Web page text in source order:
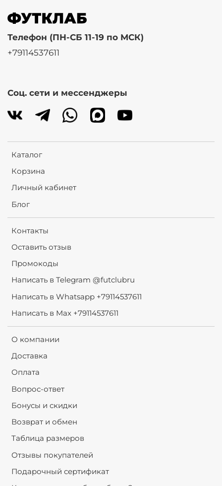
Каталог
Корзина
Личный кабинет
Блог
Контакты
Оставить отзыв
Промокоды
Написать в Telegram @futclubru
Написать в Whatsapp +79114537611
Написать в Max +79114537611
О компании
Доставка
Оплата
Вопрос-ответ
Бонусы и скидки
Возврат и обмен
Таблица размеров
Отзывы покупателей
Подарочный сертификат
Телефон (ПН-СБ 11-19 по МСК)
+79114537611
Соц. сети и мессенджеры